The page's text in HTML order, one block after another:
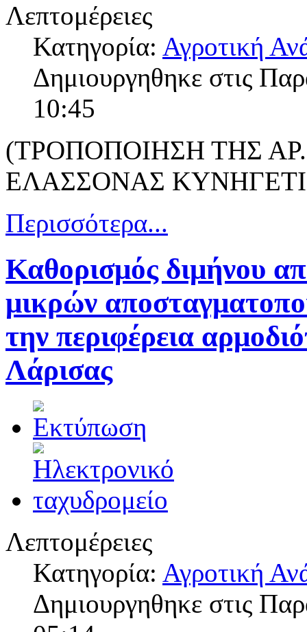
Λεπτομέρειες
Κατηγορία: Αγροτική
Δημιουργηθηκε στις
10:45
(ΤΡΟΠΟΠΟΙΗΣΗ ΤΗΣ
ΕΛΑΣΣΟΝΑΣ
Περισσότερα...
Καθορισμός διμήνου
μικρών
την περιφέρεια
Λάρισας
Λεπτομέρειες
Κατηγορία: Αγροτική
Δημιουργηθηκε στις